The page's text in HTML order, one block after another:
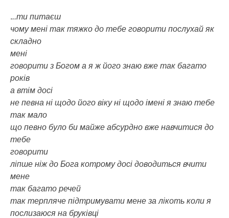
...ти питаєш
чому мені так тяжко до тебе говорити послухай як
складно
мені
говорити з Богом а я ж його знаю вже так багато
років
а втім досі
не певна ні щодо його віку ні щодо імені я знаю тебе
так мало
що певно було би майже абсурдно вже навчитися до
тебе
говорити
ліпше ніж до Бога котрому досі доводиться вчити
мене
так багато речей
так терпляче підтримувати мене за лікоть коли я
послизаюся на бруківці